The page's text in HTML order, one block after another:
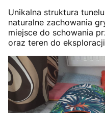
Unikalna struktura
naturalne zachowania
miejsce do schowania
oraz teren do